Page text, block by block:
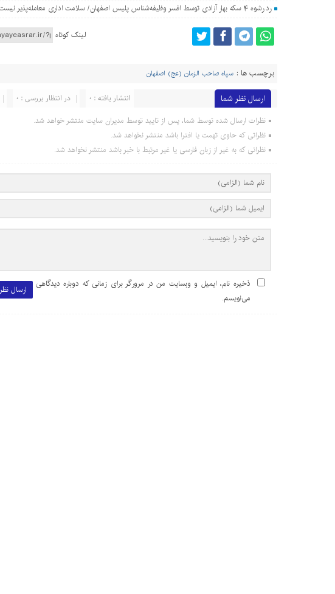
رد رشوه ۴ سکه بهار آزادی توسط افسر وظیفه‌شناس پلیس اصفهان/ سلامت اداری معامله‌پذیر نیست
لینک کوتاه
برچسب ها : سپاه صاحب الزمان (عج) اصفهان
ارسال نظر شما در انتظار بررسی : 0 انتشار یافته : 0
نظرات ارسال شده توسط شما، پس از تایید توسط مدیران سایت منتشر خواهد شد.
نظراتی که حاوی تهمت یا افترا باشد منتشر نخواهد شد.
نظراتی که به غیر از زبان فارسی یا غیر مرتبط با خبر باشد منتشر نخواهد شد.
ارسال نظر
ذخیره نام، ایمیل و وبسایت من در مرورگر برای زمانی که دوباره دیدگاهی
می‌نویسم.